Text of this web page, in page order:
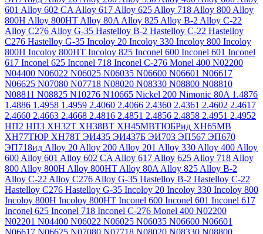
601 Alloy 602 CA Alloy 617 Alloy 625 Alloy 718 Alloy 800 Alloy
800H Alloy 800HT Alloy 80A Alloy 825 Alloy B-2 Alloy C-22
Alloy C276 Alloy G-35 Hastelloy B-2 Hastelloy C-22 Hastelloy
C276 Hastelloy G-35 Incoloy 20 Incoloy 330 Incoloy 800 Incoloy
800H Incoloy 800HT Incoloy 825 Inconel 600 Inconel 601 Inconel
617 Inconel 625 Inconel 718 Inconel C-276 Monel 400 N02200
N04400 N06022 N06025 N06035 N06600 N06601 N06617
N06625 N07080 N07718 N08020 N08330 N08800 N08810
N08811 N08825 N10276 N10665 Nickel 200 Nimonic 80A 1.4876
1.4886 1.4958 1.4959 2.4060 2.4066 2.4360 2.4361 2.4602 2.4617
2.4660 2.4663 2.4668 2.4816 2.4851 2.4856 2.4858 2.4951 2.4952
НП2 НП3 ХН32Т ХН38ВТ ХН45МВТЮБРид ХН65МВ
ХН77ТЮР ХН78Т ЭИ435 ЭИ437Б ЭИ703 ЭП567 ЭП670
ЭП718ид Alloy 20 Alloy 200 Alloy 201 Alloy 330 Alloy 400 Alloy
600 Alloy 601 Alloy 602 CA Alloy 617 Alloy 625 Alloy 718 Alloy
800 Alloy 800H Alloy 800HT Alloy 80A Alloy 825 Alloy B-2
Alloy C-22 Alloy C276 Alloy G-35 Hastelloy B-2 Hastelloy C-22
Hastelloy C276 Hastelloy G-35 Incoloy 20 Incoloy 330 Incoloy 800
Incoloy 800H Incoloy 800HT Inconel 600 Inconel 601 Inconel 617
Inconel 625 Inconel 718 Inconel C-276 Monel 400 N02200
N02201 N04400 N06022 N06025 N06035 N06600 N06601
N06617 N06625 N07080 N07718 N08020 N08330 N08800